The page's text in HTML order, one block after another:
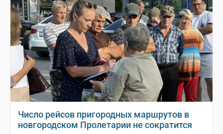
Число рейсов пригородных маршрутов в
новгородском Пролетарии не сократится